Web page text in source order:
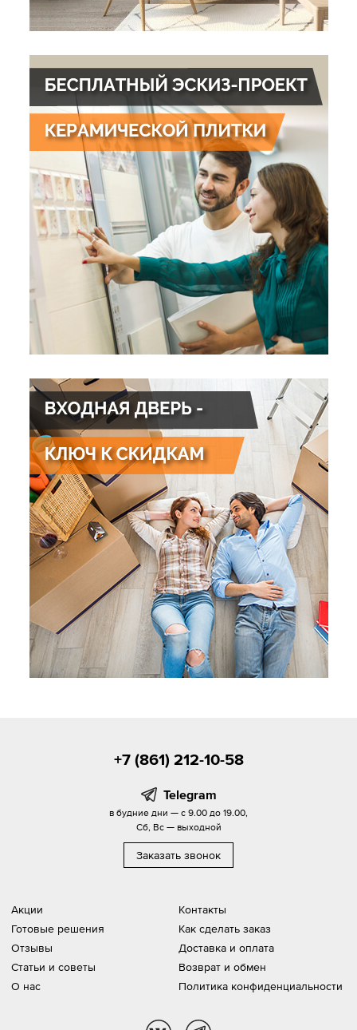
Акции
Готовые решения
Отзывы
Статьи и советы
О нас
Контакты
Как сделать заказ
Доставка и оплата
Возврат и обмен
Политика конфиденциальности
+7 (861) 212-10-58
Telegram
в будние дни — с 9.00 до 19.00,
Сб, Вс — выходной
Заказать звонок